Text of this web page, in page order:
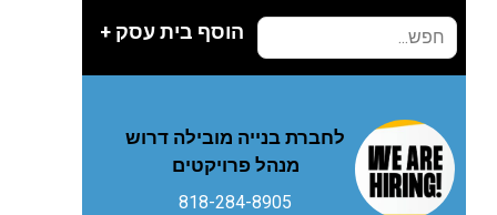
הוסף בית עסק +
לחברת בנייה מובילה דרוש
מנהל פרויקטים
818-284-8905